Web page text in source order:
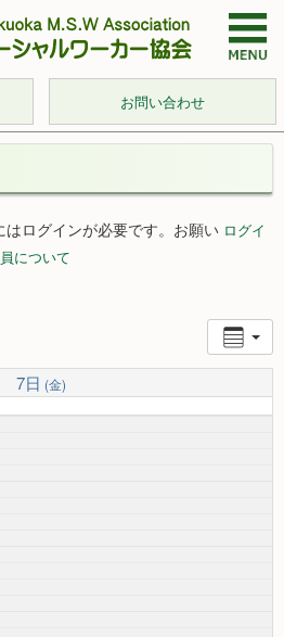
お問い合わせ
ログインが必要です。お願い ログイ
について
7日 (金)